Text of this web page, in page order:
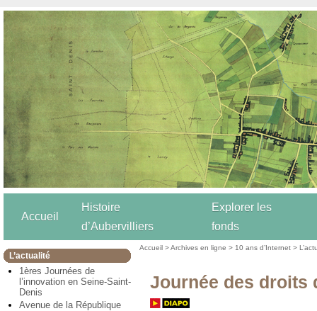
Accueil
Histoire
d’Aubervilliers
Explorer les
fonds
L’actualité
1ères Journées de
l’innovation en Seine-Saint-
Denis
Avenue de la République
Accueil >Archives en ligne > 10 ans d’Internet >
Journée des droits